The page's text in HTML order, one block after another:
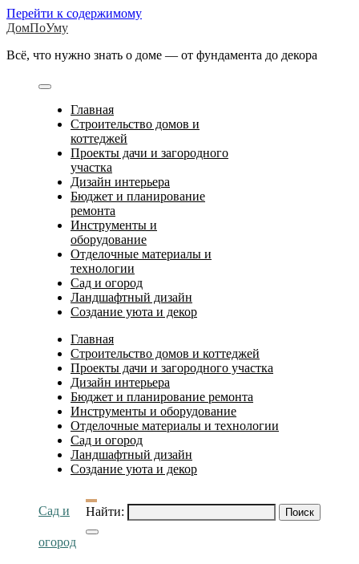
Перейти к содержимому
ДомПоУму
Всё, что нужно знать о доме — от фундамента до декора
Главная
Строительство домов и
коттеджей
Проекты дачи и загородного
участка
Дизайн интерьера
Бюджет и планирование
ремонта
Инструменты и
оборудование
Отделочные материалы и
технологии
Сад и огород
Ландшафтный дизайн
Создание уюта и декор
Главная
Строительство домов и коттеджей
Проекты дачи и загородного участка
Дизайн интерьера
Бюджет и планирование ремонта
Инструменты и оборудование
Отделочные материалы и технологии
Сад и огород
Ландшафтный дизайн
Создание уюта и декор
Найти:
Сад и
огород